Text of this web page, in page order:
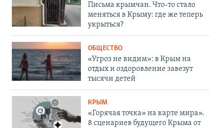
Письма крымчан. Что-то стало
меняться в Крыму: где же теперь
укрыться?
ОБЩЕСТВО
«Угроз не видим»: в Крым на
отдых и оздоровление завезут
тысячи детей
КРЫМ
«Горячая точка» на карте мира».
8 сценариев будущего Крыма от